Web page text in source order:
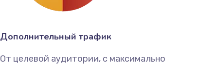
Дополнительный трафик
От целевой аудитории, с максимально